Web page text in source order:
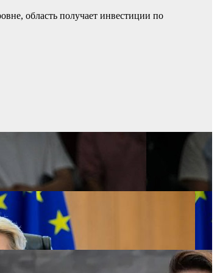
область получает инвестиции по